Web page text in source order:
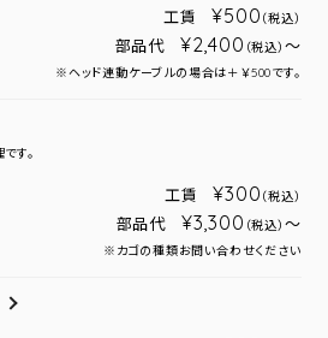
工賃 ¥500 （税込）
部品代 ¥2,400 （税込） ～
※ヘッド連動ケーブルの場合は＋￥500です。
す。
工賃 ¥300 （税込）
部品代 ¥3,300 （税込） ～
※カゴの種類お問い合わせください